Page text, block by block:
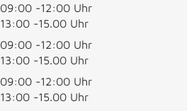
09:00 -12:00 Uhr
13:00 -15.00 Uhr
09:00 -12:00 Uhr
13:00 -15.00 Uhr
09:00 -12:00 Uhr
13:00 -15.00 Uhr